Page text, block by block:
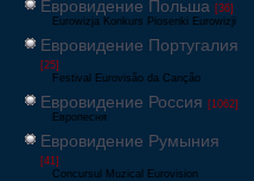
Евровидение Польша [36]
Eurowizja Konkurs Piosenki Eurowizji
Евровидение Португалия
[25]
Festival Eurovisão da Canção
Евровидение Россия [1062]
Европесня
Евровидение Румыния
[41]
Concursul Muzical Eurovision